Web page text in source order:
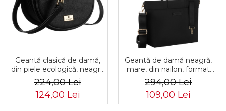
Geantă clasică de damă,
din piele ecologică, neagră
- Peterson PTR-PTN TOR-
ALE-24-5142
224,00 Lei
124,00 Lei
Geantă de damă neagră,
mare, din nailon, format
A4, se închide cu o clemă
magnetică - Peterson
PTR-PTN JN-10-0092
BLACK
294,00 Lei
109,00 Lei